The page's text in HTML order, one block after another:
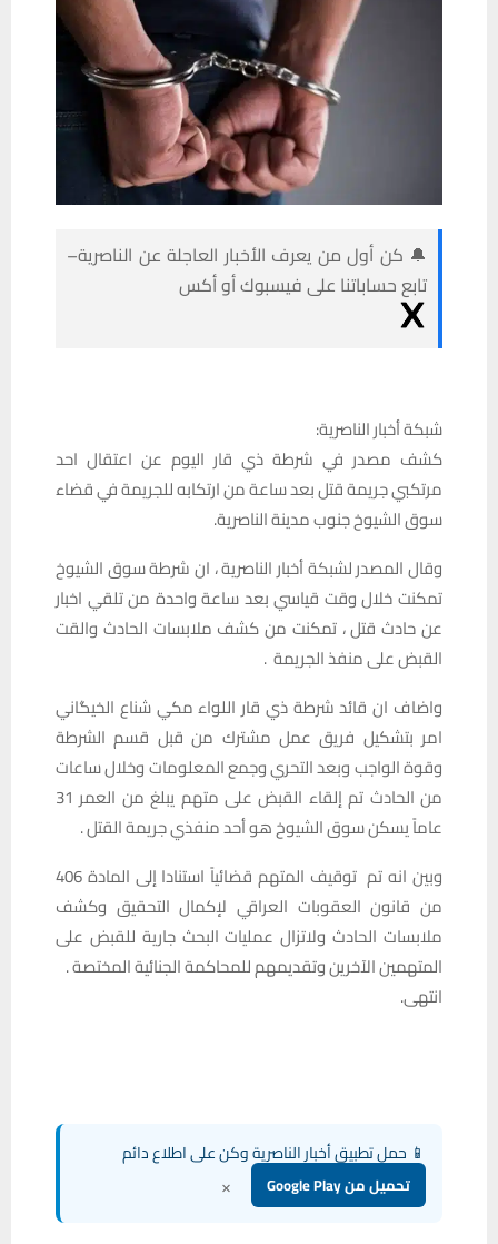
🔔 كن أول من يعرف الأخبار العاجلة عن الناصرية–
تابع حساباتنا على فيسبوك أو أكس
شبكة أخبار الناصرية:
كشف مصدر في شرطة ذي قار اليوم عن اعتقال احد
مرتكبي جريمة قتل بعد ساعة من ارتكابه للجريمة في قضاء
سوق الشيوخ جنوب مدينة الناصرية.
وقال المصدر لشبكة أخبار الناصرية ، ان شرطة سوق الشيوخ
تمكنت خلال وقت قياسي بعد ساعة واحدة من تلقي اخبار
عن حادث قتل ، تمكنت من كشف ملابسات الحادث والقت
القبض على منفذ الجريمة .
واضاف ان قائد شرطة ذي قار اللواء مكي شناع الخيگاني
امر بتشكيل فريق عمل مشترك من قبل قسم الشرطة
وقوة الواجب وبعد التحري وجمع المعلومات وخلال ساعات
من الحادث تم إلقاء القبض على متهم يبلغ من العمر 31
عاماً يسكن سوق الشيوخ هو أحد منفذي جريمة القتل .
وبين انه تم توقيف المتهم قضائياً استنادا إلى المادة 406
من قانون العقوبات العراقي لإكمال التحقيق وكشف
ملابسات الحادث ولاتزال عمليات البحث جارية للقبض على
المتهمين الآخرين وتقديمهم للمحاكمة الجنائية المختصة .
انتهى.
📱 حمل تطبيق أخبار الناصرية وكن على اطلاع دائم
تحميل من Google Play ×